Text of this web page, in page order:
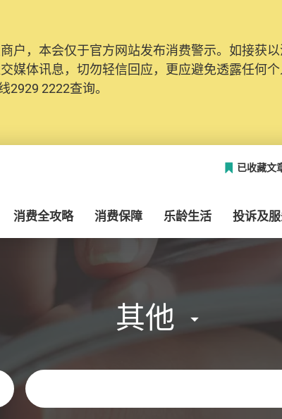
户，本会仅于官方网站发布消费警示。如接获
媒体讯息，切勿轻信回应，更应避免透露任何
2929 2222查询。
已收藏文
消费全攻略 消费保障 乐龄生活 投诉及
其他
关键字